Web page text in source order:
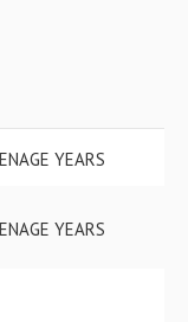
YEARS
YEARS